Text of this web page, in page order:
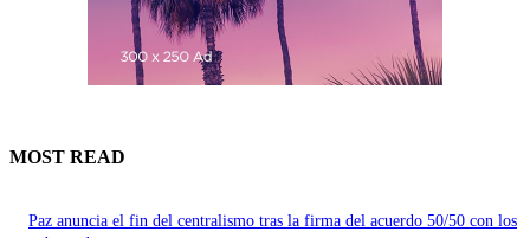
MOST READ
Paz anuncia el fin del centralismo tras la firma del acuerdo 50/50 con los